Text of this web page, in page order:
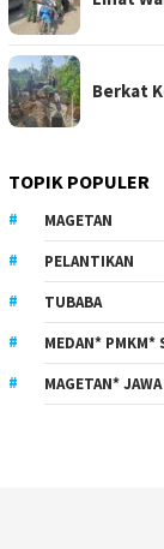
Berkat
TOPIK POPULER
MAGETAN
PELANTIKAN
TUBABA
MEDAN* PMKM*
MAGETAN*